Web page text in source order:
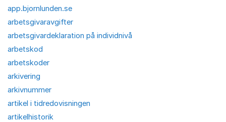
app.bjornlunden.se
arbetsgivaravgifter
arbetsgivardeklaration på individnivå
arbetskod
arbetskoder
arkivering
arkivnummer
artikel i tidredovisningen
artikelhistorik